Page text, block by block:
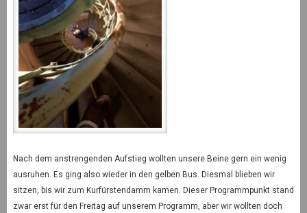
Nach dem anstrengenden Aufstieg wollten unsere Beine gern ein wenig
ausruhen. Es ging also wieder in den gelben Bus. Diesmal blieben wir
sitzen, bis wir zum Kurfürstendamm kamen. Dieser Programmpunkt stand
zwar erst für den Freitag auf unserem Programm, aber wir wollten doch